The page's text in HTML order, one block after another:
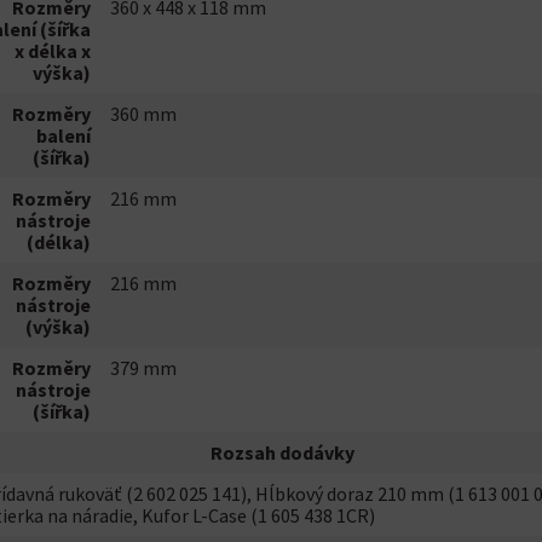
Rozměry
(šířka
x délka x
výška)
360 x 448 x 118 mm
Rozměry
balení
(šířka)
360 mm
Rozměry
nástroje
(délka)
216 mm
Rozměry
nástroje
(výška)
216 mm
Rozměry
nástroje
(šířka)
379 mm
Rozsah dodávky
rukoväť (2 602 025 141), Hĺbkový doraz 210 mm (1 613 001
na náradie, Kufor L-Case (1 605 438 1CR)